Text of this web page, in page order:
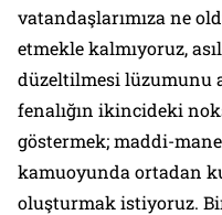
vatandaşlarımıza ne
etmekle kalmıyoruz,
düzeltilmesi lüzumunu
fenalığın ikincideki
göstermek; maddi-
kamuoyunda ortadan
oluşturmak istiyoruz.